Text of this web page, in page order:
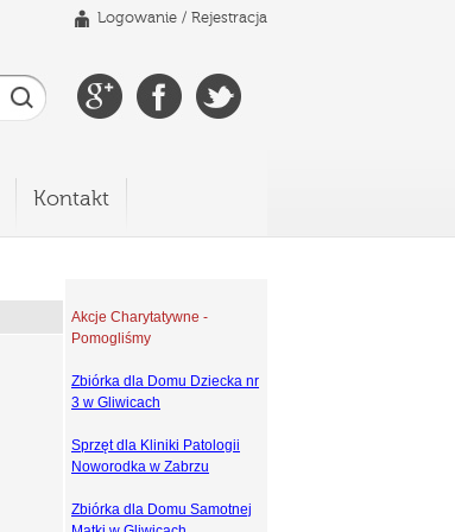
Logowanie / Rejestracja
Kontakt
Akcje Charytatywne -
Pomogliśmy
Zbiórka dla Domu Dziecka nr
3 w Gliwicach
Sprzęt dla Kliniki Patologii
Noworodka w Zabrzu
Zbiórka dla Domu Samotnej